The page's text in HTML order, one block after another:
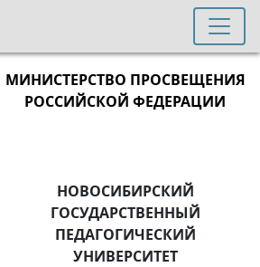
МИНИСТЕРСТВО ПРОСВЕЩЕНИЯ
РОССИЙСКОЙ ФЕДЕРАЦИИ
НОВОСИБИРСКИЙ
ГОСУДАРСТВЕННЫЙ
ПЕДАГОГИЧЕСКИЙ
УНИВЕРСИТЕТ